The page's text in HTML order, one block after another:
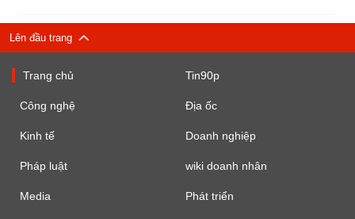
Lên đầu trang
Trang chủ Tin90p
Công nghệ Địa ốc
Kinh tế Doanh nghiệp
Pháp luật wiki doanh nhân
Media Phát triển